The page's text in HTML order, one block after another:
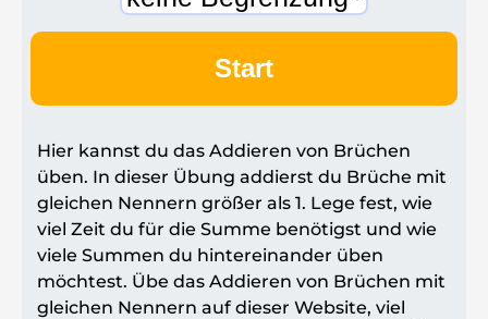
Start
Hier kannst du das Addieren von Brüchen
üben. In dieser Übung addierst du Brüche mit
gleichen Nennern größer als 1. Lege fest, wie
viel Zeit du für die Summe benötigst und wie
viele Summen du hintereinander üben
möchtest. Übe das Addieren von Brüchen mit
gleichen Nennern auf dieser Website, viel